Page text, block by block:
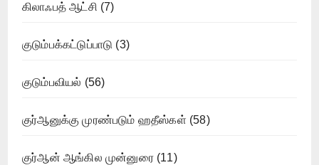
கிலாஃபத் ஆட்சி (7)
குடும்பக்கட்டுப்பாடு (3)
குடும்பவியல் (56)
குர்ஆனுக்கு முரண்படும் ஹதீஸ்கள் (58)
குர்ஆன் ஆங்கில முன்னுரை(11)